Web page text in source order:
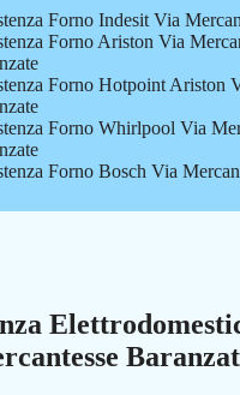
Forno Indesit Via
Forno Ariston Via
Forno Hotpoint Ariston
Forno Whirlpool Via
Forno Bosch Via